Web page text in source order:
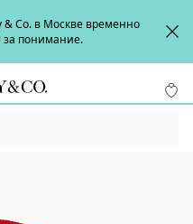
Co. в Москве временно
за понимание.